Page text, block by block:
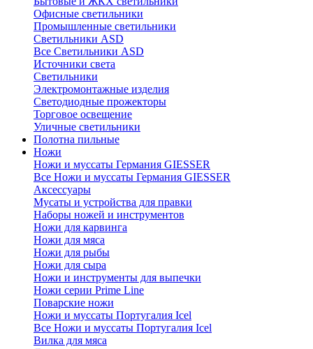
Офисные светильники
Промышленные светильники
Светильники ASD
Все Светильники ASD
Источники света
Светильники
Электромонтажные изделия
Светодиодные прожекторы
Торговое освещение
Уличные светильники
Полотна пильные
Ножи
Ножи и муссаты Германия GIESSER
Все Ножи и муссаты Германия GIESSER
Аксессуары
Мусаты и устройства для правки
Наборы ножей и инструментов
Ножи для карвинга
Ножи для мяса
Ножи для рыбы
Ножи для сыра
Ножи и инструменты для выпечки
Ножи серии Prime Line
Поварские ножи
Ножи и муссаты Португалия Icel
Все Ножи и муссаты Португалия Icel
Вилка для мяса